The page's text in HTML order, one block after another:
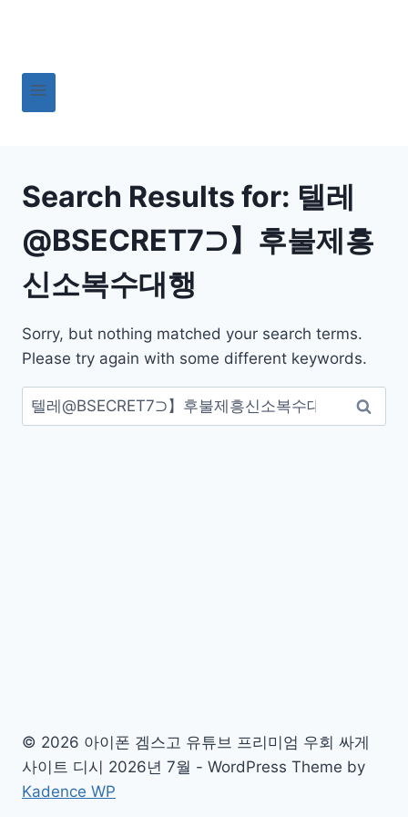
Search Results for: 텔레
@BSECRET7⊃】후불제흥
신소복수대행
Sorry, but nothing matched your search terms.
Please try again with some different keywords.
검
색:
© 2026 아이폰 겜스고 유튜브 프리미엄 우회 싸게
사이트 디시 2026년 7월 - WordPress Theme by
Kadence WP